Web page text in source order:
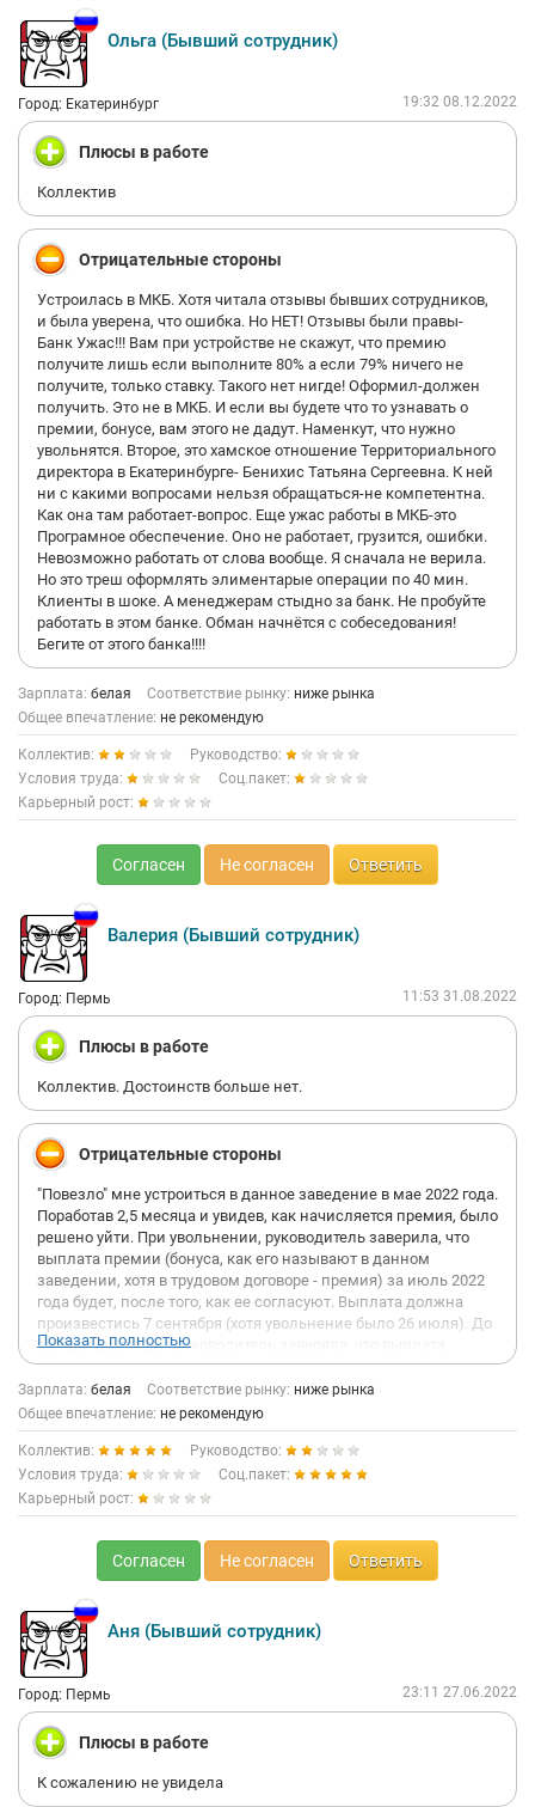
+++ Теперь по доходам:
1. Оклад в Банке не шибко высокий, средний уровень оклада
60000 рублей в МСК, но тут есть помарочка, никто не получает
так мало :) Дело как в премии, которая тут реально большая
(стандартный сотрудник за месяц спокойной вытянет
премию в 90-100 т.р., а если сильно постараться, то есть
сотрудники (не директоры, не замы, а обычные менеджеры),
которые вытягивают по 180 т.р.+), так и в подработках,
двойном размере (часть при з/п - авансе, вторая часть в
конце года).
+++ И тут плюс в директоре, моем, я бы сказал ЗОЛОТОМ
директоре, которая весь месяц "печется" не чтобы самой
получить премию, а чтобы все сотрудники её коллектива
получили и для этого предпринимается куча действий.
В общем я не гуру красноречия и описал работу как мог без
"лишних" подробностей.
Это первый и единственный Банк, в котором настолько
лояльное отношение к сотрудникам, что с него уйти - мне
кажется грех.
Спасибо всему руководству МКБ, в частности по "кусту"
Крупновой Е.А.
Следует добавить, что очень часто у нас проводятся
различные конкурсы и мероприятия с супер-призами, к
примеру не так давно разыгрывали за обычную работу 50
Ольга (Бывший сотрудник)
Город: Екатеринбург 19:32 08.12.2022
Плюсы в работе
Коллектив
Отрицательные стороны
Устроилась в МКБ. Хотя читала отзывы бывших сотрудников,
и была уверена, что ошибка. Но НЕТ! Отзывы были правы-
Банк Ужас!!! Вам при устройстве не скажут, что премию
получите лишь если выполните 80% а если 79% ничего не
получите, только ставку. Такого нет нигде! Оформил-должен
получить. Это не в МКБ. И если вы будете что то узнавать о
премии, бонусе, вам этого не дадут. Наменкут, что нужно
увольнятся. Второе, это хамское отношение Территориального
директора в Екатеринбурге- Бенихис Татьяна Сергеевна. К ней
ни с какими вопросами нельзя обращаться-не компетентна.
Как она там работает-вопрос. Еще ужас работы в МКБ-это
Програмное обеспечение. Оно не работает, грузится, ошибки.
Невозможно работать от слова вообще. Я сначала не верила.
Но это треш оформлять элиментарые операции по 40 мин.
Клиенты в шоке. А менеджерам стыдно за банк. Не пробуйте
работать в этом банке. Обман начнётся с собеседования!
Бегите от этого банка!!!!
Зарплата: белая Соответствие рынку: ниже рынка
Общее впечатление: не рекомендую
Коллектив:
Руководство:
Условия труда:
Соц.пакет:
Карьерный рост:
Согласен Не согласен Ответить
Валерия (Бывший сотрудник)
Город: Пермь 11:53 31.08.2022
Плюсы в работе
Коллектив. Достоинств больше нет.
Отрицательные стороны
"Повезло" мне устроиться в данное заведение в мае 2022 года.
Поработав 2,5 месяца и увидев, как начисляется премия, было
решено уйти. При увольнении, руководитель заверила, что
выплата премии (бонуса, как его называют в данном
заведении, хотя в трудовом договоре - премия) за июль 2022
года будет, после того, как ее согласуют. Выплата должна
произвестись 7 сентября (хотя увольнение было 26 июля). До
сегодняшнего дня руководитель заверяла, что выплата
находится на согласовании, либо "Информация на уточнении".
Это все продолжалось вплоть до сегодняшнего дня (31
августа). От нее пришло сообщение "Так как ты уволилась в
июле, то выплаты не будет". В Трудовом договоре сказано, что
выплата премии осуществляется на основании Положения,
которого мне не выдали. Звонки в ответственные
подразделения по выплатам дали один результат:
обращаться к руководителю. Как мне было сказано:
руководитель направляет приказ о выплате премии в отдел
мотивации, после данный отдел направляет этот приказ в
отдел оплаты и производится выплата. На каком основании и
положении мне в выплате отказано, никто информацию
предоставить не может. Руководитель диалог вести явно не
намерен, т.к. сообщения не читает, а при звонке отговорка "Я
занята". Дополнительно, по размерам премии уже были
непонятки, обещали одну цифру, выплатили другую. Разницу
между ними обещались выплатить аж в три разные даты (то
22, то 7, то при увольнение), в итоге, как сказала сама
руководитель "Ошибку нашли в расчетах аналитика" доплата
255 рублей (до этой ошибки сумма была 4к).
Единственное, что нравится в это банке - коллектив!
Показать полностью
Зарплата: белая Соответствие рынку: ниже рынка
Общее впечатление: не рекомендую
Коллектив:
Руководство:
Условия труда:
Соц.пакет:
Карьерный рост:
Согласен Не согласен Ответить
Аня (Бывший сотрудник)
Город: Пермь 23:11 27.06.2022
Плюсы в работе
К сожалению не увидела